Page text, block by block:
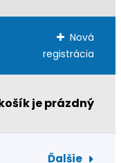
Nová
registrácia
Ďalšie